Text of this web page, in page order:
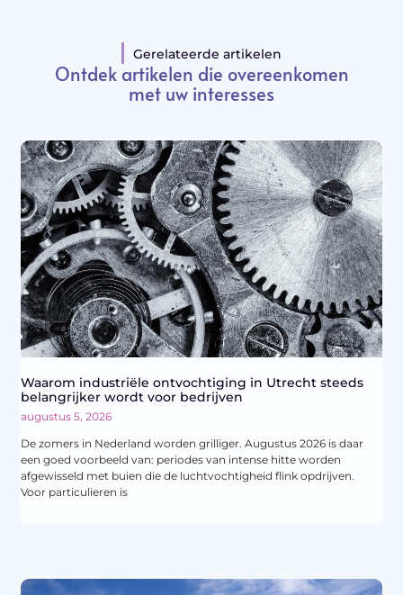
Gerelateerde artikelen
Ontdek artikelen die overeenkomen
met uw interesses
Waarom industriële ontvochtiging in Utrecht steeds
belangrijker wordt voor bedrijven
augustus 5, 2026
De zomers in Nederland worden grilliger. Augustus 2026 is daar
een goed voorbeeld van: periodes van intense hitte worden
afgewisseld met buien die de luchtvochtigheid flink opdrijven.
Voor particulieren is